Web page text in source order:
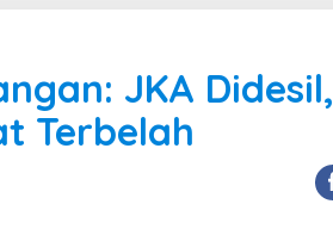
JKA Didesil,
Terbelah